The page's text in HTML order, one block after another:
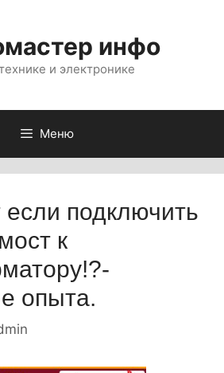
инфо
и электронике
Меню
если подключить
к
опыта.